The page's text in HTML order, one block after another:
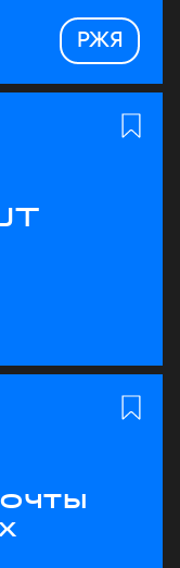
РЖЯ